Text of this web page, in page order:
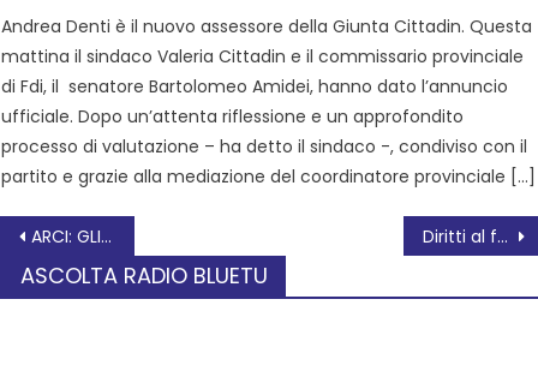
Andrea Denti è il nuovo assessore della Giunta Cittadin. Questa
mattina il sindaco Valeria Cittadin e il commissario provinciale
di Fdi, il senatore Bartolomeo Amidei, hanno dato l’annuncio
ufficiale. Dopo un’attenta riflessione e un approfondito
processo di valutazione – ha detto il sindaco -, condiviso con il
partito e grazie alla mediazione del coordinatore provinciale […]
ARCI: GLI INCONTRI DELLA SETTIMANA 15-21 novembre Diritti al futuro: Il Raggio Verde festeggia i 25 anni promuovendo i diritti delle nuove generazioni
ASCOLTA RADIO BLUETU